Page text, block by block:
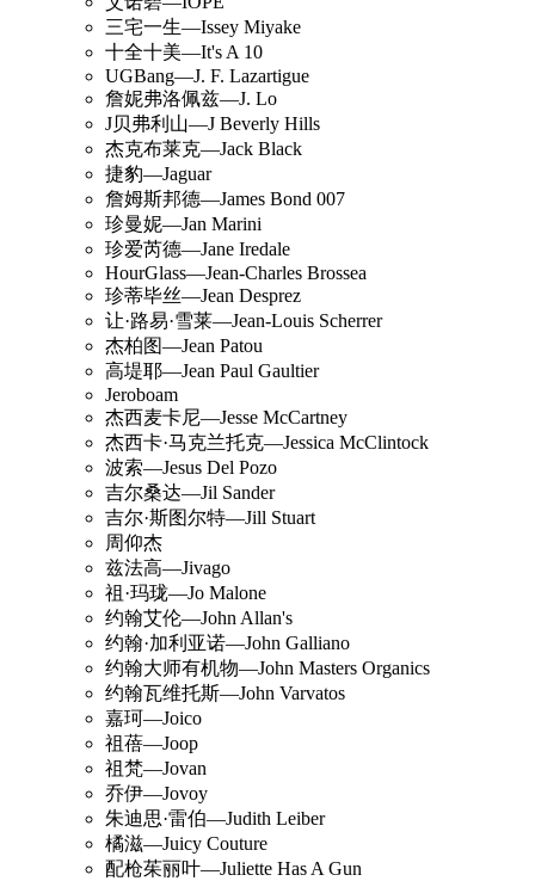
三宅一生—Issey Miyake
十全十美—It's A 10
UGBang—J. F. Lazartigue
詹妮弗洛佩兹—J. Lo
J贝弗利山—J Beverly Hills
杰克布莱克—Jack Black
捷豹—Jaguar
詹姆斯邦德—James Bond 007
珍曼妮—Jan Marini
珍爱芮德—Jane Iredale
HourGlass—Jean-Charles Brossea
珍蒂毕丝—Jean Desprez
让·路易·雪莱—Jean-Louis Scherrer
杰柏图—Jean Patou
高堤耶—Jean Paul Gaultier
Jeroboam
杰西麦卡尼—Jesse McCartney
杰西卡·马克兰托克—Jessica McClintock
波索—Jesus Del Pozo
吉尔桑达—Jil Sander
吉尔·斯图尔特—Jill Stuart
周仰杰
兹法高—Jivago
祖·玛珑—Jo Malone
约翰艾伦—John Allan's
约翰·加利亚诺—John Galliano
约翰大师有机物—John Masters Organics
约翰瓦维托斯—John Varvatos
嘉珂—Joico
祖蓓—Joop
祖梵—Jovan
乔伊—Jovoy
朱迪思·雷伯—Judith Leiber
橘滋—Juicy Couture
配枪茱丽叶—Juliette Has A Gun